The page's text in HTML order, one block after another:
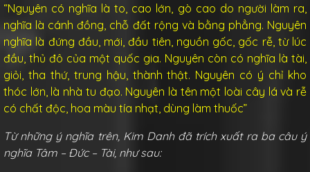
“Nguyên có nghĩa là to, cao lớn, gò cao do người làm ra,
nghĩa là cánh đồng, chỗ đất rộng và bằng phẳng. Nguyên
nghĩa là đứng đầu, mới, đầu tiên, nguồn gốc, gốc rễ, từ lúc
đầu, thủ đô của một quốc gia. Nguyên còn có nghĩa là tài,
giỏi, tha thứ, trung hậu, thành thật. Nguyên có ý chỉ kho
thóc lớn, là nhà tu đạo. Nguyên là tên một loài cây lá và rễ
có chất độc, hoa màu tía nhạt, dùng làm thuốc”
Từ những ý nghĩa trên, Kim Danh đã trích xuất ra ba câu ý
nghĩa Tâm – Đức – Tài, như sau: